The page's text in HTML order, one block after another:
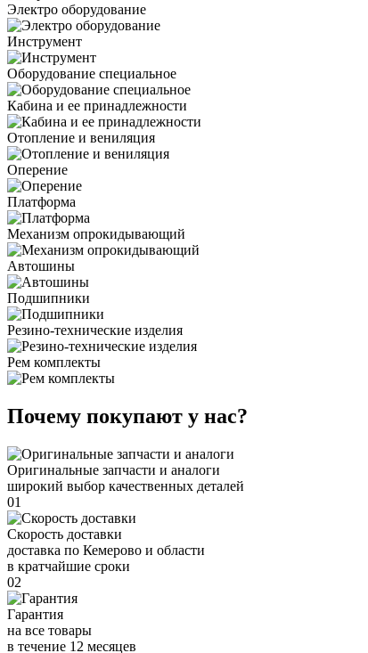
Электро оборудование
Инструмент
Оборудование специальное
Кабина и ее принадлежности
Отопление и вениляция
Оперение
Платформа
Механизм опрокидывающий
Автошины
Подшипники
Резино-технические изделия
Рем комплекты
Почему покупают у нас?
Оригинальные запчасти и аналоги
широкий выбор качественных деталей
01
Скорость доставки
доставка по Кемерово и области
в кратчайшие сроки
02
Гарантия
на все товары
в течение 12 месяцев